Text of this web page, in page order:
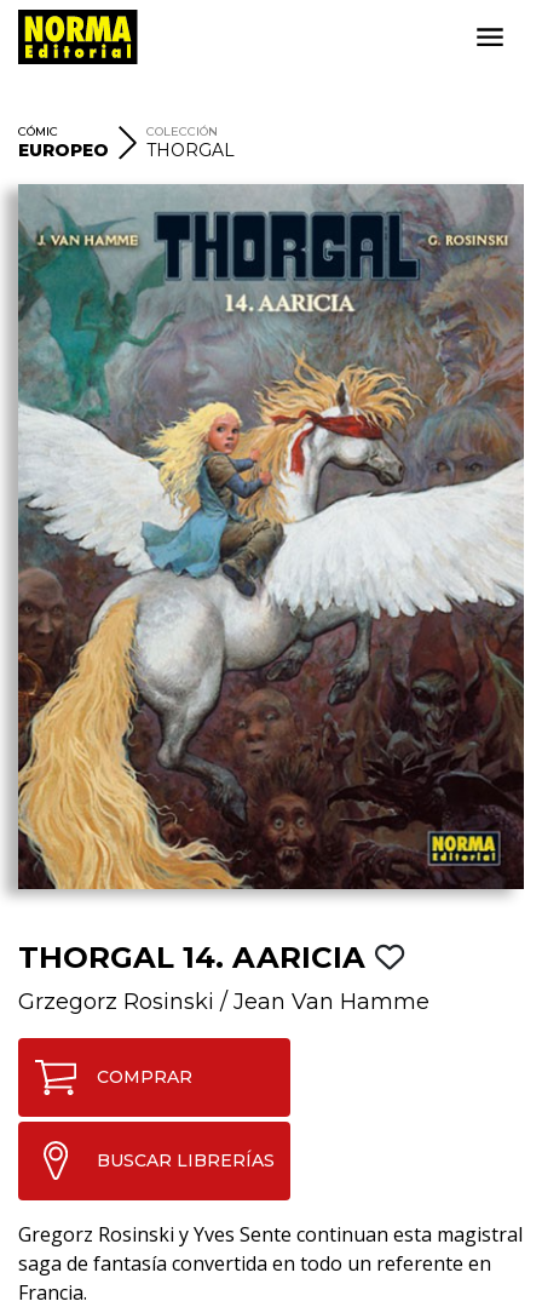
CÓMIC
EUROPEO
COLECCIÓN
THORGAL
THORGAL 14. AARICIA
Grzegorz Rosinski /Jean Van Hamme
COMPRAR
BUSCAR LIBRERÍAS
Gregorz Rosinski y Yves Sente continuan esta magistral
saga de fantasía convertida en todo un referente en
Francia.